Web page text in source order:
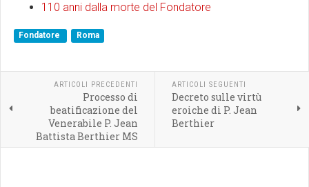
110 anni dalla morte del Fondatore
Fondatore Roma
ARTICOLI PRECEDENTI
Processo di
beatificazione del
Venerabile P. Jean
Battista Berthier MS
ARTICOLI SEGUENTI
Decreto sulle virtù
eroiche di P. Jean
Berthier